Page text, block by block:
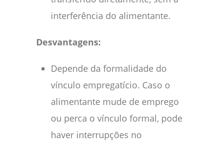
interferência do alimentante.
Desvantagens:
Depende da formalidade do
vínculo empregatício. Caso o
alimentante mude de emprego
ou perca o vínculo formal, pode
haver interrupções no